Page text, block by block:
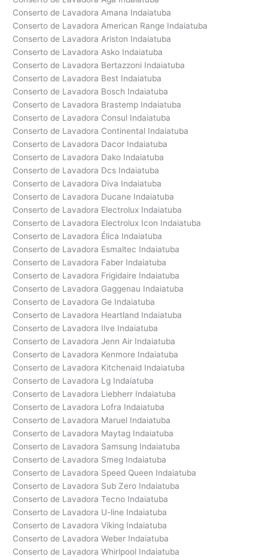
Conserto de Lavadora Amana Indaiatuba
Conserto de Lavadora American Range Indaiatuba
Conserto de Lavadora Ariston Indaiatuba
Conserto de Lavadora Asko Indaiatuba
Conserto de Lavadora Bertazzoni Indaiatuba
Conserto de Lavadora Best Indaiatuba
Conserto de Lavadora Bosch Indaiatuba
Conserto de Lavadora Brastemp Indaiatuba
Conserto de Lavadora Consul Indaiatuba
Conserto de Lavadora Continental Indaiatuba
Conserto de Lavadora Dacor Indaiatuba
Conserto de Lavadora Dako Indaiatuba
Conserto de Lavadora Dcs Indaiatuba
Conserto de Lavadora Diva Indaiatuba
Conserto de Lavadora Ducane Indaiatuba
Conserto de Lavadora Electrolux Indaiatuba
Conserto de Lavadora Electrolux Icon Indaiatuba
Conserto de Lavadora Élica Indaiatuba
Conserto de Lavadora Esmaltec Indaiatuba
Conserto de Lavadora Faber Indaiatuba
Conserto de Lavadora Frigidaire Indaiatuba
Conserto de Lavadora Gaggenau Indaiatuba
Conserto de Lavadora Ge Indaiatuba
Conserto de Lavadora Heartland Indaiatuba
Conserto de Lavadora Ilve Indaiatuba
Conserto de Lavadora Jenn Air Indaiatuba
Conserto de Lavadora Kenmore Indaiatuba
Conserto de Lavadora Kitchenaid Indaiatuba
Conserto de Lavadora Lg Indaiatuba
Conserto de Lavadora Liebherr Indaiatuba
Conserto de Lavadora Lofra Indaiatuba
Conserto de Lavadora Maruel Indaiatuba
Conserto de Lavadora Maytag Indaiatuba
Conserto de Lavadora Samsung Indaiatuba
Conserto de Lavadora Smeg Indaiatuba
Conserto de Lavadora Speed Queen Indaiatuba
Conserto de Lavadora Sub Zero Indaiatuba
Conserto de Lavadora Tecno Indaiatuba
Conserto de Lavadora U-line Indaiatuba
Conserto de Lavadora Viking Indaiatuba
Conserto de Lavadora Weber Indaiatuba
Conserto de Lavadora Whirlpool Indaiatuba